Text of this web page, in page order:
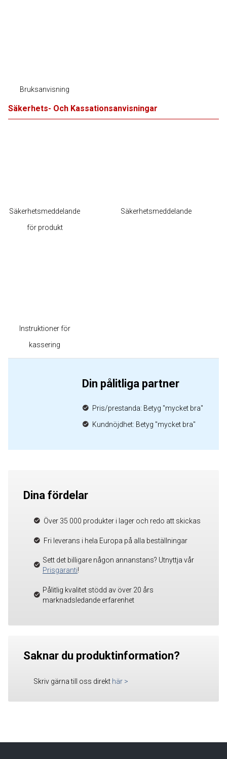
Bruksanvisning
Säkerhets- Och Kassationsanvisningar
Säkerhetsmeddelande
för produkt
Säkerhetsmeddelande
Instruktioner för
kassering
Din pålitliga partner
Pris/prestanda: Betyg "mycket bra"
Kundnöjdhet: Betyg "mycket bra"
Dina fördelar
Över 35 000 produkter i lager och redo att skickas
Fri leverans i hela Europa på alla beställningar
Sett det billigare någon annanstans? Utnyttja vår
Prisgaranti!
Pålitlig kvalitet stödd av över 20 års
marknadsledande erfarenhet
Saknar du produktinformation?
Skriv gärna till oss direkt här >